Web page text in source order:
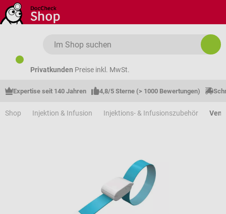
Zum Hauptinhalt springen
Privatkunden Preise inkl. MwSt.
Expertise seit 140 Jahren 4,8/5 Sterne (> 1000 Bewertungen)
Shop Injektion & Infusion Injektions- & Infusionszubehör